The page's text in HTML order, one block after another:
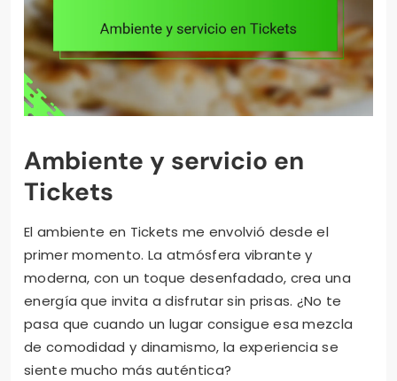
Ambiente y servicio en
Tickets
El ambiente en Tickets me envolvió desde el
primer momento. La atmósfera vibrante y
moderna, con un toque desenfadado, crea una
energía que invita a disfrutar sin prisas. ¿No te
pasa que cuando un lugar consigue esa mezcla
de comodidad y dinamismo, la experiencia se
siente mucho más auténtica?